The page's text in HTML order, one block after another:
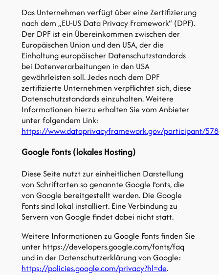
Das Unternehmen verfügt über eine Zertifizierung
nach dem „EU-US Data Privacy Framework“ (DPF).
Der DPF ist ein Übereinkommen zwischen der
Europäischen Union und den USA, der die
Einhaltung europäischer Datenschutzstandards
bei Datenverarbeitungen in den USA
gewährleisten soll. Jedes nach dem DPF
zertifizierte Unternehmen verpflichtet sich, diese
Datenschutzstandards einzuhalten. Weitere
Informationen hierzu erhalten Sie vom Anbieter
unter folgendem Link:
https://www.dataprivacyframework.gov/participant/
Google Fonts (lokales Hosting)
Diese Seite nutzt zur einheitlichen Darstellung
von Schriftarten so genannte Google Fonts, die
von Google bereitgestellt werden. Die Google
Fonts sind lokal installiert. Eine Verbindung zu
Servern von Google findet dabei nicht statt.
Weitere Informationen zu Google Fonts finden Sie
unter https://developers.google.com/fonts/faq
und in der Datenschutzerklärung von Google:
https://policies.google.com/privacy?hl=de.